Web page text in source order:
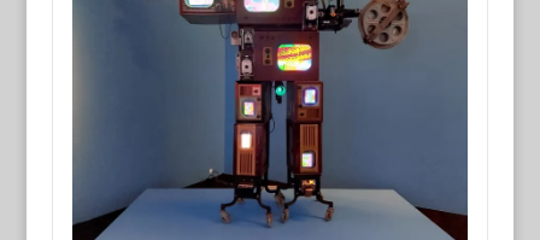
post@wortmax.net
Datenschutz